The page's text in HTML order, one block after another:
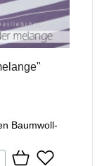
Baumwoll-